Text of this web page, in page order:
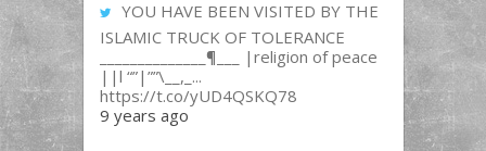
YOU HAVE BEEN VISITED BY THE
ISLAMIC TRUCK OF TOLERANCE
______________¶___ |religion of peace
||l “”|””\__,_...
https://t.co/yUD4QSKQ78
9 years ago